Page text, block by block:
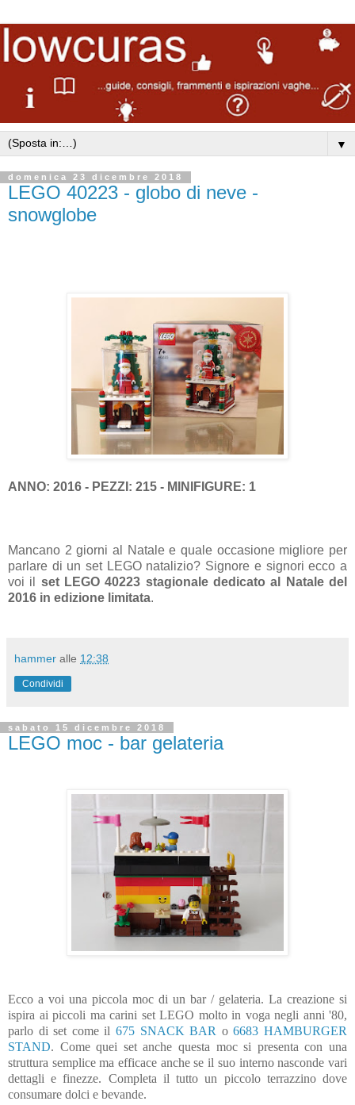
▼
domenica 23 dicembre 2018
LEGO 40223 - globo di neve -
snowglobe
ANNO: 2016 - PEZZI: 215 - MINIFIGURE: 1
Mancano 2 giorni al Natale e quale occasione migliore per
parlare di un set LEGO natalizio? Signore e signori ecco a
voi il set LEGO 40223 stagionale dedicato al Natale del
2016 in edizione limitata.
hammer alle 12:38
Condividi
sabato 15 dicembre 2018
LEGO moc - bar gelateria
Ecco a voi una piccola moc di un bar / gelateria. La creazione si
ispira ai piccoli ma carini set LEGO molto in voga negli anni '80,
parlo di set come il 675 SNACK BAR o6683 HAMBURGER
STAND. Come quei set anche questa moc si presenta con una
struttura semplice ma efficace anche se il suo interno nasconde vari
dettagli e finezze. Completa il tutto un piccolo terrazzino dove
consumare dolci e bevande.